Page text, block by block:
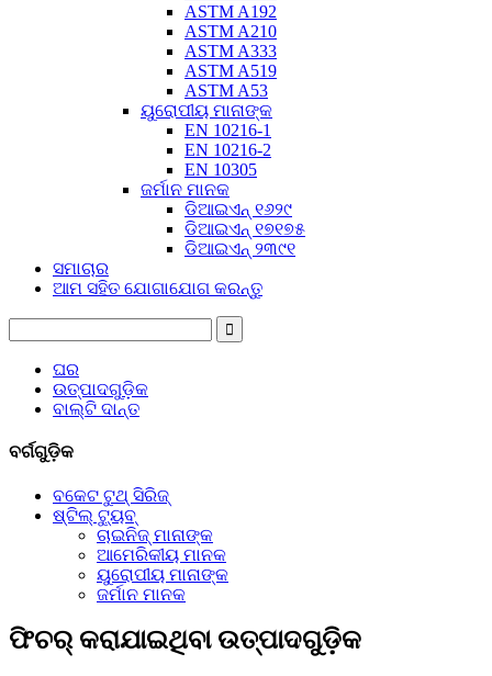
ASTM A192
ASTM A210
ASTM A333
ASTM A519
ASTM A53
ୟୁରୋପୀୟ ମାନାଙ୍କ
EN 10216-1
EN 10216-2
EN 10305
ଜର୍ମାନ ମାନକ
ଡିଆଇଏନ୍ ୧୬୨୯
ଡିଆଇଏନ୍ ୧୭୧୭୫
ଡିଆଇଏନ୍ ୨୩୯୧
ସମାଚାର
ଆମ ସହିତ ଯୋଗାଯୋଗ କରନ୍ତୁ
ଘର
ଉତ୍ପାଦଗୁଡ଼ିକ
ବାଲ୍ଟି ଦାନ୍ତ
ବର୍ଗଗୁଡ଼ିକ
ବକେଟ ଟୁଥ୍ ସିରିଜ୍
ଷ୍ଟିଲ୍ ଟ୍ୟୁବ୍
ଚାଇନିଜ୍ ମାନାଙ୍କ
ଆମେରିକୀୟ ମାନକ
ୟୁରୋପୀୟ ମାନାଙ୍କ
ଜର୍ମାନ ମାନକ
ଫିଚର୍ କରାଯାଇଥିବା ଉତ୍ପାଦଗୁଡ଼ିକ